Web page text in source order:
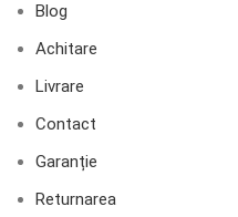
Blog
Achitare
Livrare
Contact
Garanție
Returnarea